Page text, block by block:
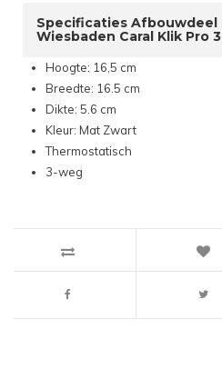
Specificaties
Wiesbaden Caral Klik Pro
Hoogte: 16,5 cm
Breedte: 16.5 cm
Dikte: 5.6 cm
Kleur: Mat Zwart
Thermostatisch
3-weg